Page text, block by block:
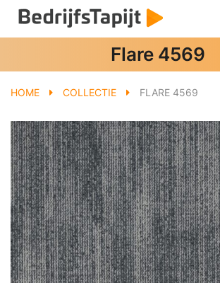
Flare 4569
HOME COLLECTIE FLARE 4569